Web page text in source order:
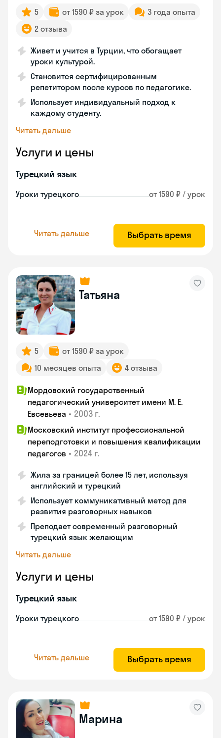
5 от 1590 ₽ за урок
3 года опыта
2 отзыва
Живет и учится в Турции, что обогащает
уроки культурой.
Становится сертифицированным
репетитором после курсов по педагогике.
Использует индивидуальный подход к
каждому студенту.
Читать дальше
Услуги и цены
Турецкий язык
Уроки турецкого от 1590 ₽ / урок
Читать дальше Выбрать время
Татьяна
5
от 1590 ₽ за урок
10 месяцев опыта
4 отзыва
Мордовский государственный
педагогический университет имени М. Е.
Евсевьева • 2003 г.
Московский институт профессиональной
переподготовки и повышения квалификации
педагогов • 2024 г.
Жила за границей более 15 лет, используя
английский и турецкий
Использует коммуникативный метод для
развития разговорных навыков
Преподает современный разговорный
турецкий язык желающим
Читать дальше
Услуги и цены
Турецкий язык
Уроки турецкого от 1590 ₽ / урок
Читать дальше Выбрать время
Марина